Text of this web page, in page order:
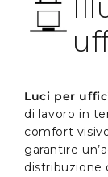
Luci per
di lavoro in
comfort
garantire
distribuzione